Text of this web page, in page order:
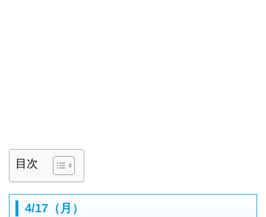
目次
4/17（月）